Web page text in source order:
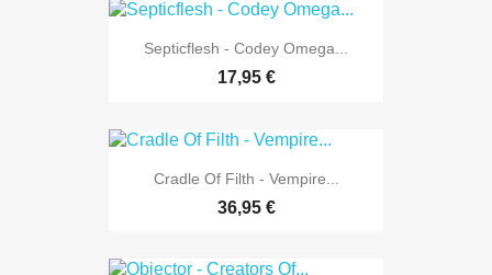
Septicflesh - Codey Omega...
17,95 €
Cradle Of Filth - Vempire...
36,95 €